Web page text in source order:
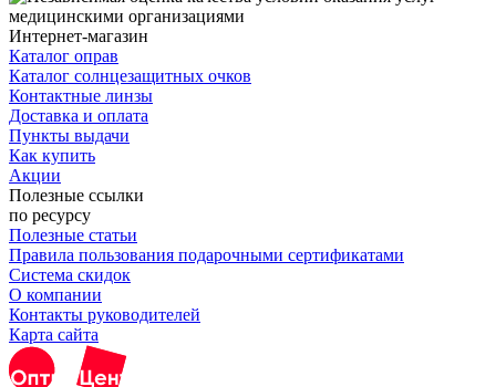
Интернет-магазин
Каталог оправ
Каталог солнцезащитных очков
Контактные линзы
Доставка и оплата
Пункты выдачи
Как купить
Акции
Полезные ссылки
по ресурсу
Полезные статьи
Правила пользования подарочными сертификатами
Система скидок
О компании
Контакты руководителей
Карта сайта